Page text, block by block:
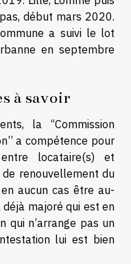
début mars 2020.
a suivi le lot
en septembre
à savoir
la ‘‘Commission
a compétence pour
locataire(s) et
de renouvellement du
aucun cas être au-
majoré qui est en
qui n’arrange pas un
lui est bien